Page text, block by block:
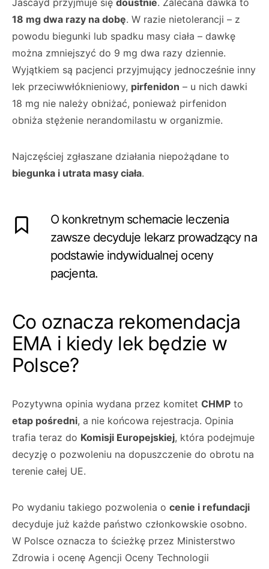
Jascayd przyjmuje się doustnie. Zalecana dawka to
18 mg dwa razy na dobę. W razie nietolerancji – z
powodu biegunki lub spadku masy ciała – dawkę
można zmniejszyć do 9 mg dwa razy dziennie.
Wyjątkiem są pacjenci przyjmujący jednocześnie inny
lek przeciwwłóknieniowy, pirfenidon – u nich dawki
18 mg nie należy obniżać, ponieważ pirfenidon
obniża stężenie nerandomilastu w organizmie.
Najczęściej zgłaszane działania niepożądane to
biegunka i utrata masy ciała.
O konkretnym schemacie leczenia
zawsze decyduje lekarz prowadzący na
podstawie indywidualnej oceny
pacjenta.
Co oznacza rekomendacja
EMA i kiedy lek będzie w
Polsce?
Pozytywna opinia wydana przez komitet CHMP to
etap pośredni, a nie końcowa rejestracja. Opinia
trafia teraz do Komisji Europejskiej, która podejmuje
decyzję o pozwoleniu na dopuszczenie do obrotu na
terenie całej UE.
Po wydaniu takiego pozwolenia o cenie i refundacji
decyduje już każde państwo członkowskie osobno.
W Polsce oznacza to ścieżkę przez Ministerstwo
Zdrowia i ocenę Agencji Oceny Technologii